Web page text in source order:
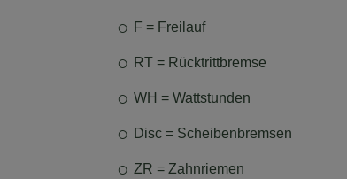
F = Freilauf
RT = Rücktrittbremse
WH = Wattstunden
Disc = Scheibenbremsen
ZR = Zahnriemen